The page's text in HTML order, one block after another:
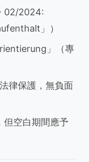
02/2024:
」）
」（專
律保護，無負面
但空白期間應予